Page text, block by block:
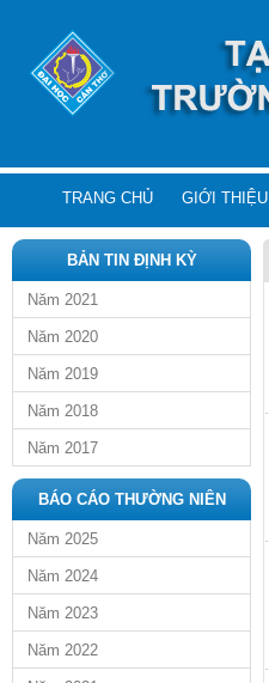
TRANG CHỦ GIỚI THIỆU
BẢN TIN ĐỊNH KỲ
Năm 2021
Năm 2020
Năm 2019
Năm 2018
Năm 2017
BÁO CÁO THƯỜNG NIÊN
Năm 2025
Năm 2024
Năm 2023
Năm 2022